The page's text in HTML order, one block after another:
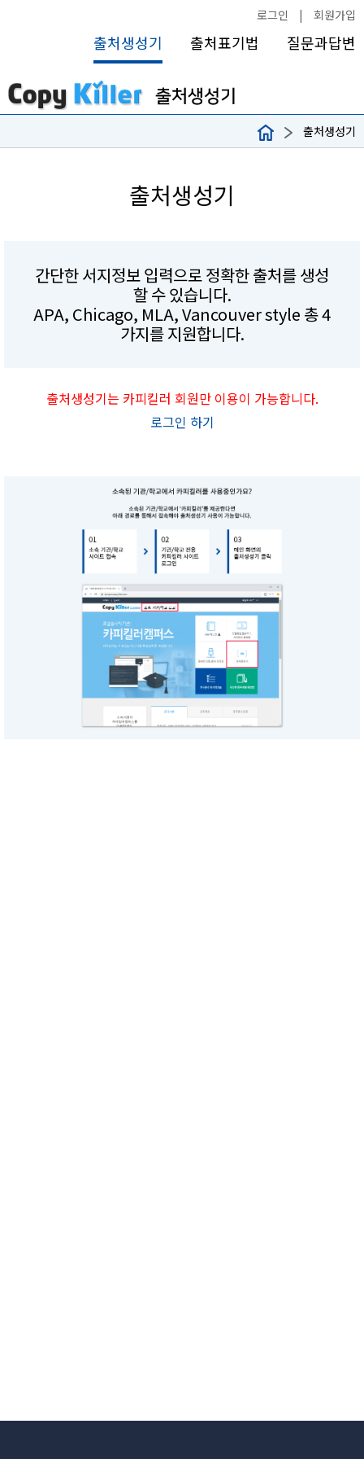
로그인 | 회원가입
출처생성기 출처표기법 질문과답변
출처생성기
출처생성기
간단한 서지정보 입력으로 정확한 출처를 생성
할 수 있습니다.
APA, Chicago, MLA, Vancouver style 총 4
가지를 지원합니다.
출처생성기는 카피킬러 회원만 이용이 가능합니다.
로그인 하기